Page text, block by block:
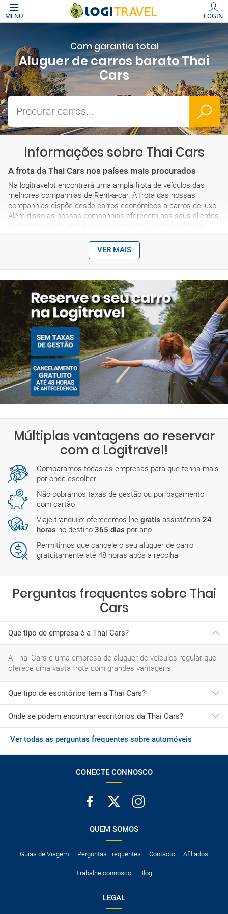
MENU LOGIN
Com garantia total
Aluguer de carros barato Thai
Cars
Procurar carros...
Informações sobre Thai Cars
A frota da Thai Cars nos países mais procurados
Na logitravelpt encontrará uma ampla frota de veículos das
melhores companhias de Rent-a-car. A frota das nossas
companhias dispõe desde carros económicos a carros de luxo.
Além disso as nossas companhias oferecem aos seus clientes
VER MAIS
Múltiplas vantagens ao reservar
com a Logitravel!
Comparamos todas as empresas para que tenha mais
por onde escolher
Não cobramos taxas de gestão ou por pagamento
com cartão
Viaje tranquilo: oferecemos-lhe gratis assistência 24
horas no destino 365 dias por ano
Permitimos que cancele o seu aluguer de carro
gratuitamente até 48 horas após a recolha
Perguntas frequentes sobre Thai
Cars
Que tipo de empresa é a Thai Cars?
A Thai Cars é uma empresa de aluguer de veículos regular que
oferece uma vasta frota com grandes vantagens.
Que tipo de escritórios tem a Thai Cars?
A maioria dos escritórios da Thai Cars está localizada no
fácil.
Onde se podem encontrar escritórios da Thai Cars?
Os escritórios da Thai Cars estão localizados principalmente no
Ver todas as perguntas frequentes sobre automóveis
CONECTE CONNOSCO
QUEM SOMOS
Guias de Viagem Perguntas Frequentes Contacto Afiliados
Trabalhe connosco Blog
LEGAL